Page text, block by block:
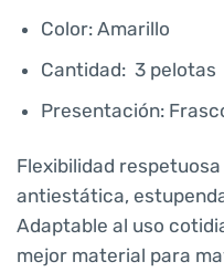
Color: Amarillo
Cantidad: 3 pelotas
Presentación:
Flexibilidad
antiestática,
Adaptable al uso
mejor material para